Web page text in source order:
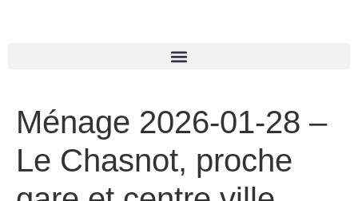
Ménage 2026-01-28 –
Le Chasnot, proche